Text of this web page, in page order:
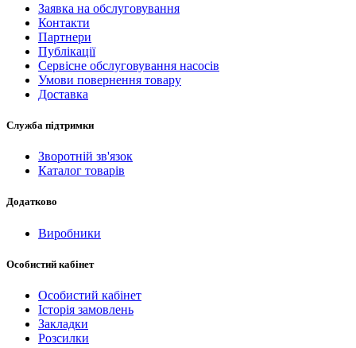
Заявка на обслуговування
Контакти
Партнери
Публікації
Сервісне обслуговування насосів
Умови повернення товару
Доставка
Служба підтримки
Зворотній зв'язок
Каталог товарів
Додатково
Виробники
Особистий кабінет
Особистий кабінет
Історія замовлень
Закладки
Розсилки